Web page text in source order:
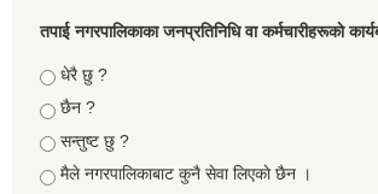
तपा‌ई नगरपालिकाका जनप्रतिनिधि वा कर्मचारीहरूकाे
Choices
धेरै छु ?
छैन ?
सन्तुष्ट छु ?
मैले नगरपालिकाबाट कुनै सेवा लिएकाे छैन ।